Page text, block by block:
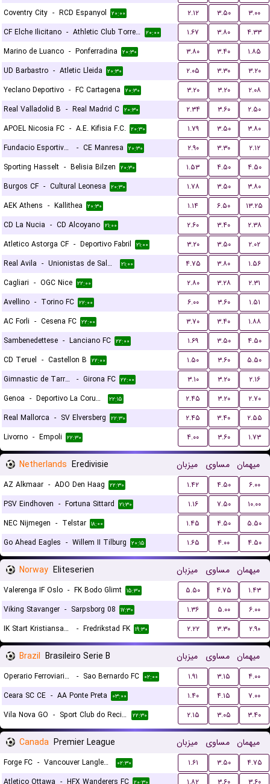
Coventry City - RCD Espanyol ۲۰:۰۰ ۲.۱۲ ۳.۵۰
۳.۰۰
CF Elche Ilicitano - Athletic Club Torrellano ۲۰:۰۰ ۱.۶۷ ۳.۸۰
۴.۳۳
Marino de Luanco - Ponferradina ۲۰:۳۰ ۳.۸۰ ۳.۴۰
۱.۸۵
UD Barbastro - Atletic Lleida ۲۰:۳۰ ۲.۰۵ ۳.۳۰
۳.۲۰
Yeclano Deportivo - FC Cartagena ۲۰:۳۰ ۳.۲۰ ۳.۲۰
۲.۰۸
Real Valladolid B - Real Madrid C ۲۰:۳۰ ۲.۳۴ ۳.۶۰
۲.۵۰
APOEL Nicosia FC - A.E. Kifisia F.C. ۲۰:۳۰ ۱.۷۹ ۳.۵۰
۳.۸۰
Fundacio Esportiva Grama
- CE Manresa ۲۰:۳۰ ۲.۹۰ ۳.۳۰
۲.۱۲
Sporting Hasselt - Belisia Bilzen ۲۰:۳۰ ۱.۵۳ ۴.۵۰
۴.۵۰
Burgos CF - Cultural Leonesa ۲۰:۳۰ ۱.۷۸ ۳.۵۰
۳.۸۰
AEK Athens - Kallithea ۲۰:۳۰ ۱.۱۴ ۶.۵۰
۱۳.۲۵
CD La Nucia - CD Alcoyano ۲۱:۰۰ ۲.۶۰ ۳.۴۰
۲.۳۸
Atletico Astorga CF - Deportivo Fabril ۲۱:۰۰ ۳.۲۰ ۳.۵۰
۲.۰۲
Real Avila - Unionistas de Salamanca CF ۲۱:۰۰ ۴.۷۵ ۳.۸۰
۱.۵۶
Cagliari - OGC Nice ۲۲:۰۰ ۲.۸۰ ۳.۲۸
۲.۳۱
Avellino - Torino FC ۲۲:۰۰ ۶.۰۰ ۳.۶۰
۱.۵۱
AC Forli - Cesena FC ۲۲:۰۰ ۳.۷۰ ۳.۴۰
۱.۸۸
Sambenedettese - Lanciano FC ۲۲:۰۰ ۱.۶۹ ۳.۵۰
۴.۵۰
CD Teruel - Castellon B ۲۲:۰۰ ۱.۵۰ ۳.۶۰
۵.۵۰
Gimnastic de Tarragona
- Girona FC ۲۲:۰۰ ۳.۱۰ ۳.۲۰
۲.۱۶
Genoa - Deportivo La Coruna ۲۲:۱۵ ۲.۴۵ ۳.۲۰
۲.۷۰
Real Mallorca - SV Elversberg ۲۲:۳۰ ۲.۴۵ ۳.۴۰
۲.۵۵
Livorno - Empoli ۲۲:۳۰ ۴.۰۰ ۳.۶۰ ۱.۷۳
Netherlands Eredivisie میزبان مساوی میهمان
AZ Alkmaar - ADO Den Haag ۲۲:۳۰ ۱.۴۲ ۴.۵۰
۶.۰۰
PSV Eindhoven - Fortuna Sittard ۲۱:۳۰ ۱.۱۶ ۷.۵۰
۱۰.۰۰
NEC Nijmegen - Telstar ۱۸:۰۰ ۱.۴۵ ۴.۵۰
۵.۵۰
Go Ahead Eagles - Willem II Tilburg ۲۰:۱۵ ۱.۶۵ ۴.۰۰ ۴.۵۰
Norway Eliteserien میزبان مساوی میهمان
Valerenga IF Oslo - FK Bodo Glimt ۱۵:۳۰ ۵.۵۰ ۴.۷۵
۱.۴۳
Viking Stavanger - Sarpsborg 08 ۱۷:۳۰ ۱.۳۶ ۵.۰۰
۶.۰۰
IK Start Kristiansand
- Fredrikstad FK ۱۹:۳۰ ۲.۲۲ ۳.۳۰ ۲.۹۰
Brazil Brasileiro Serie B میزبان مساوی میهمان
Operario Ferroviario EC PR - Sao Bernardo FC ۰۲:۰۰ ۱.۹۱ ۳.۱۵
۴.۰۰
Ceara SC CE - AA Ponte Preta ۰۳:۰۰ ۱.۴۰ ۴.۱۵
۷.۰۰
Vila Nova GO - Sport Club do Recife ۲۲:۳۰ ۲.۱۵ ۳.۰۵ ۳.۴۰
Canada Premier League میزبان مساوی میهمان
Forge FC - Vancouver Langley FC ۰۲:۳۰ ۱.۶۱ ۳.۵۰
۴.۷۵